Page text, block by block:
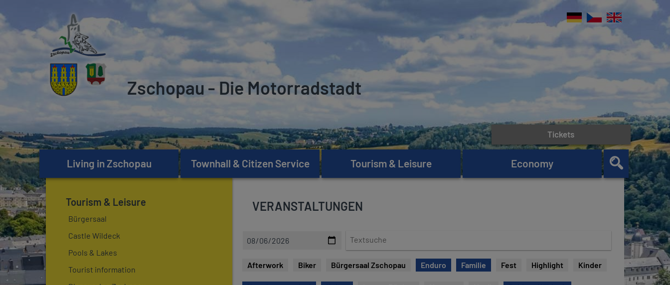
Zschopau - Die Motorradstadt
Living in Zschopau Townhall & Citizen Service Tourism & Leisure Economy
Tickets
Tourism & Leisure
Bürgersaal
Castle Wildeck
Pools & Lakes
Tourist information
VERANSTALTUNGEN
t
s
Afterwork Biker Bürgersaal Zschopau Enduro Familie Fest Highlight Kinder